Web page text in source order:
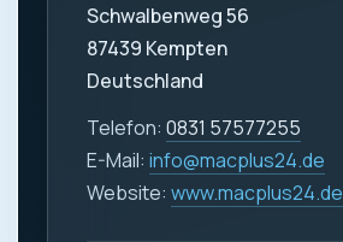
Schwalbenweg 56
87439 Kempten
Deutschland
Telefon: 0831 57577255
E-Mail: info@macplus24.de
Website: www.macplus24.de